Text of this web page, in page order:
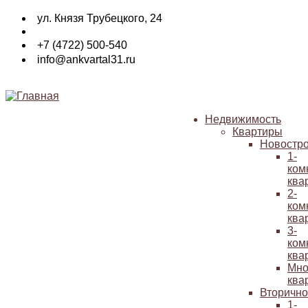
Перейти
основному
содержанию
ул. Князя Трубецкого, 24
+7 (4722) 500-540
info@ankvartal31.ru
Основная
навигация
Недвижимость
Квартиры
1-
2-
3-
1-